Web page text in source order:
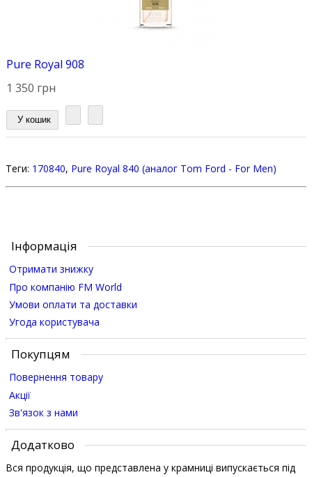
Pure Royal 908
1 350 грн
У кошик
Теги: 170840, Pure Royal 840 (аналог Tom Ford - For Men)
Інформація
Отримати знижку
Про компанію FM World
Умови оплати та доставки
Угода користувача
Покупцям
Повернення товару
Акції
Зв'язок з нами
Додатково
Вся продукція, що представлена у крамниці випускається під